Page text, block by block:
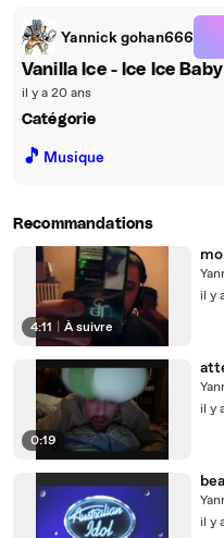
Yannick gohan666
Vanilla Ice - Ice Ice Baby
il y a 20 ans
Catégorie
🎵 Musique
Recommandations
4:11 À suivre
il y
0:19
il y
il y